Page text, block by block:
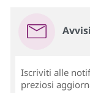
Iscriviti alle
preziosi